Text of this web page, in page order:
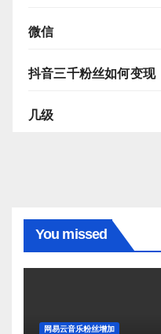
微信
抖音三千粉丝如何变现
几级
You missed
网易云音乐粉丝增加